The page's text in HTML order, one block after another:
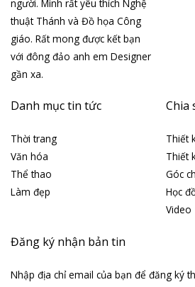
người. Mình rất yêu thích Nghệ
thuật Thánh và Đồ họa Công
giáo. Rất mong được kết bạn
với đông đảo anh em Designer
gần xa.
Danh mục tin tức
Thời trang
Văn hóa
Thể thao
Làm đẹp
Chia
Thiết
Thiết
Góc
Học
Video
Đăng ký nhận bản tin
Nhập địa chỉ email của bạn để đăng ký